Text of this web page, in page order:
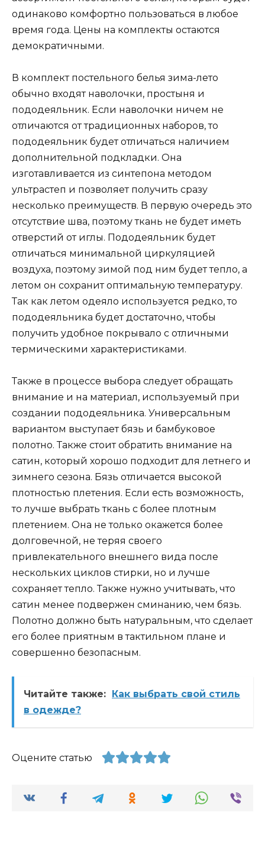
одинаково комфортно пользоваться в любое
время года. Цены на комплекты остаются
демократичными.
В комплект постельного белья зима-лето
обычно входят наволочки, простыня и
пододеяльник. Если наволочки ничем не
отличаются от традиционных наборов, то
пододеяльник будет отличаться наличием
дополнительной подкладки. Она
изготавливается из синтепона методом
ультрастеп и позволяет получить сразу
несколько преимуществ. В первую очередь это
отсутствие шва, поэтому ткань не будет иметь
отверстий от иглы. Пододеяльник будет
отличаться минимальной циркуляцией
воздуха, поэтому зимой под ним будет тепло, а
летом он сохранит оптимальную температуру.
Так как летом одеяло используется редко, то
пододеяльника будет достаточно, чтобы
получить удобное покрывало с отличными
термическими характеристиками.
Также в процессе выбора следует обращать
внимание и на материал, используемый при
создании пододеяльника. Универсальным
вариантом выступает бязь и бамбуковое
полотно. Также стоит обратить внимание на
сатин, который хорошо подходит для летнего и
зимнего сезона. Бязь отличается высокой
плотностью плетения. Если есть возможность,
то лучше выбрать ткань с более плотным
плетением. Она не только окажется более
долговечной, не теряя своего
привлекательного внешнего вида после
нескольких циклов стирки, но и лучше
сохраняет тепло. Также нужно учитывать, что
сатин менее подвержен сминанию, чем бязь.
Полотно должно быть натуральным, что сделает
его более приятным в тактильном плане и
совершенно безопасным.
Читайте также: Как выбрать свой стиль
в одежде?
Оцените статью